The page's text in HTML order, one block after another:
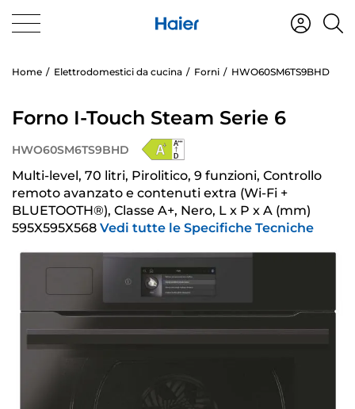
Home Elettrodomestici da cucina Forni HWO60SM6TS9BHD
Forno I-Touch Steam Serie 6
HWO60SM6TS9BHD
Multi-level, 70 litri, Pirolitico, 9 funzioni, Controllo
remoto avanzato e contenuti extra (Wi-Fi +
BLUETOOTH®), Classe A+, Nero, L x P x A (mm)
595X595X568 Vedi tutte le Specifiche Tecniche